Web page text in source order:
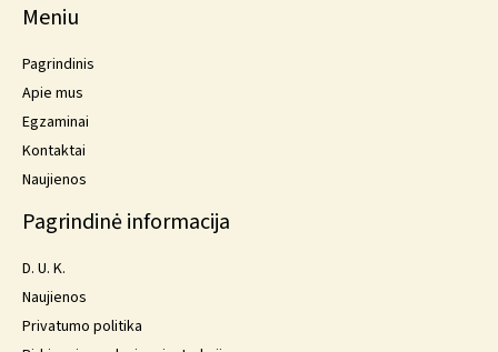
Meniu
Pagrindinis
Apie mus
Egzaminai
Kontaktai
Naujienos
Pagrindinė informacija
D. U. K.
Naujienos
Privatumo politika